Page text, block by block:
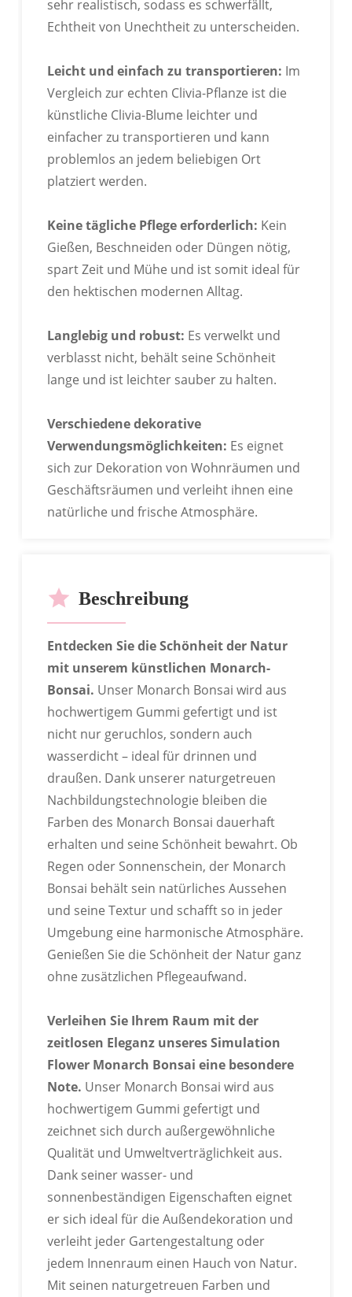
sehr realistisch, sodass es schwerfällt,
Echtheit von Unechtheit zu unterscheiden.
Leicht und einfach zu transportieren: Im
Vergleich zur echten Clivia-Pflanze ist die
künstliche Clivia-Blume leichter und
einfacher zu transportieren und kann
problemlos an jedem beliebigen Ort
platziert werden.
Keine tägliche Pflege erforderlich: Kein
Gießen, Beschneiden oder Düngen nötig,
spart Zeit und Mühe und ist somit ideal für
den hektischen modernen Alltag.
Langlebig und robust: Es verwelkt und
verblasst nicht, behält seine Schönheit
lange und ist leichter sauber zu halten.
Verschiedene dekorative
Verwendungsmöglichkeiten: Es eignet
sich zur Dekoration von Wohnräumen und
Geschäftsräumen und verleiht ihnen eine
natürliche und frische Atmosphäre.
Beschreibung
Entdecken Sie die Schönheit der Natur
mit unserem künstlichen Monarch-
Bonsai. Unser Monarch Bonsai wird aus
hochwertigem Gummi gefertigt und ist
nicht nur geruchlos, sondern auch
wasserdicht – ideal für drinnen und
draußen. Dank unserer naturgetreuen
Nachbildungstechnologie bleiben die
Farben des Monarch Bonsai dauerhaft
erhalten und seine Schönheit bewahrt. Ob
Regen oder Sonnenschein, der Monarch
Bonsai behält sein natürliches Aussehen
und seine Textur und schafft so in jeder
Umgebung eine harmonische Atmosphäre.
Genießen Sie die Schönheit der Natur ganz
ohne zusätzlichen Pflegeaufwand.
Verleihen Sie Ihrem Raum mit der
zeitlosen Eleganz unseres Simulation
Flower Monarch Bonsai eine besondere
Note. Unser Monarch Bonsai wird aus
hochwertigem Gummi gefertigt und
zeichnet sich durch außergewöhnliche
Qualität und Umweltverträglichkeit aus.
Dank seiner wasser- und
sonnenbeständigen Eigenschaften eignet
er sich ideal für die Außendekoration und
verleiht jeder Gartengestaltung oder
jedem Innenraum einen Hauch von Natur.
Mit seinen naturgetreuen Farben und
RoHS-Zertifizierung Bestanden
ANPASSBARE BESTSELLER-
MODELLE
Zahlreiche Geschäfte bieten die Möglichkeit,
IN VERSCHIEDENEN FARBEN
INDIVIDUELL ANPASSBAR
Passen Sie die Farbe Ihres Produkts anhand der
Pantone-Farbkarte an.
IN VERSCHIEDENEN FORMEN
ANPASSBAR
Passen Sie die Farbe Ihres Produkts anhand der
Pantone-Farbkarte an.
ANPASSBARES LOGO
Wir können exklusive Etiketten, Kartonlogos usw.
individuell gestalten.